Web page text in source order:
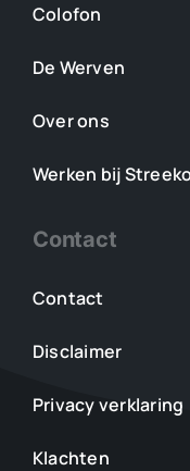
Colofon
De Werven
Over ons
Werken bij
Contact
Contact
Disclaimer
Privacy verklaring
Klachten